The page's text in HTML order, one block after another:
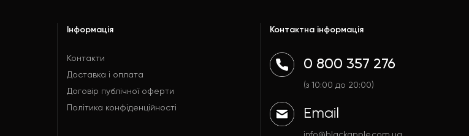
Інформація
Контакти
Доставка і оплата
Договір публічної оферти
Політика конфіденційності
Контактна інформація
0 800 357 276
(з 10:00 до 20:00)
Email